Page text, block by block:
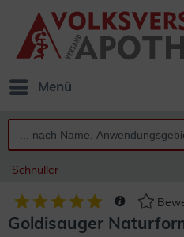
Menü
Schnuller
Goldisauger